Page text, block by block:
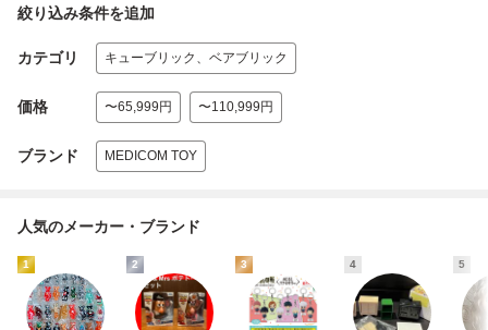
絞り込み条件を追加
カテゴリ キューブリック、ベアブリック
価格 〜65,999円 〜110,999円
ブランド MEDICOM TOY
人気のメーカー・ブランド
1 2 3 4 5